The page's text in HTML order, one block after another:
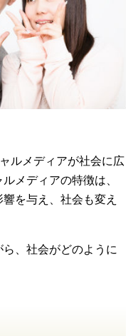
ルメディアが社会に広
メディアの特徴は、
を与え、社会も変え
、社会がどのように